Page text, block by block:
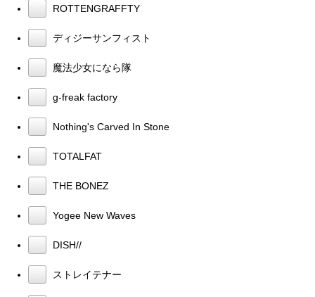
ROTTENGRAFFTY
ディジーサンフィスト
魔法少女になら隊
g-freak factory
Nothing's Carved In Stone
TOTALFAT
THE BONEZ
Yogee New Waves
DISH//
ストレイテナー